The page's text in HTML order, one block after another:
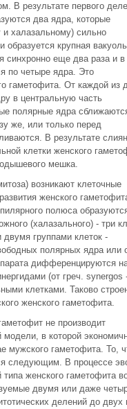
В результате первого
два ядра, которые
халазальному) сильно
крупная
синхронно еще два раза и в
по четыре ядра. Это
гаметофита. От каждой из
в центральную часть
полярные ядра
же, или только перед
В результате
клетки женского
мешка.
возникают клеточные
женского
полюса
(халазального) - три
группами клеток -
полярных ядра или
дифференцируются
(от греч. synergos
клетками. Таково
женского гаметофита.
не производит
модели, в которой
мужского гаметофита. То,
следующим. В процессе
женского гаметофита
двумя или даже
делений до двух